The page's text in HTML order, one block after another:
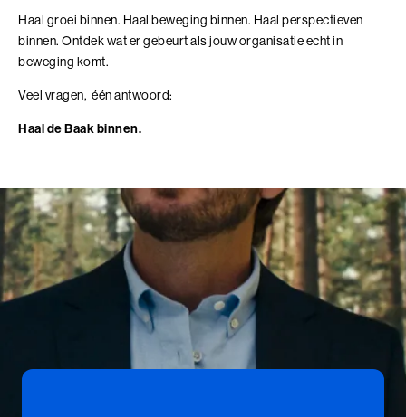
Alle trainingen
Authentiek Profileren
Beïnvloeden, Leiden, Positioneren
Bezielend Leiderschap
Coachend Leiderschap
Coachend Leiderschap (BaakBoost)
Communicatie met Impact
Benieuwd wat we voor jouw organisatie
kunnen betekenen?
verkennen we samen de mogelijkheden die passen bij
Adviesgesprek Incompany
Haal groei binnen. Haal beweging binnen. Haal perspectieven
binnen. Ontdek wat er gebeurt als jouw organisatie echt in
beweging komt.
Veel vragen, één antwoord:
Haal de Baak binnen.